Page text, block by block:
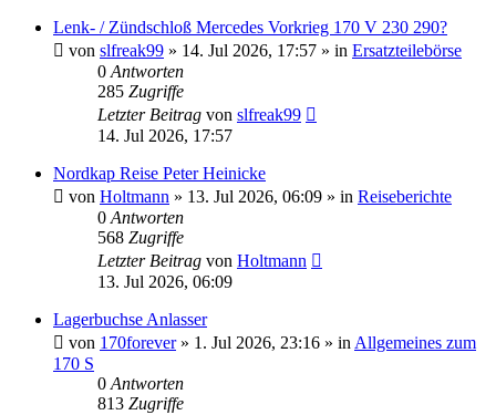
Lenk- / Zündschloß Mercedes Vorkrieg 170 V 230 290?
von slfreak99 » 14. Jul 2026, 17:57 » in Ersatzteilebörse
0 Antworten
285 Zugriffe
Letzter Beitrag von slfreak99
14. Jul 2026, 17:57
Nordkap Reise Peter Heinicke
von Holtmann » 13. Jul 2026, 06:09 » in Reiseberichte
0 Antworten
568 Zugriffe
Letzter Beitrag von Holtmann
13. Jul 2026, 06:09
Lagerbuchse Anlasser
von 170forever» 1. Jul 2026, 23:16 » in Allgemeines zum
170 S
0 Antworten
813 Zugriffe